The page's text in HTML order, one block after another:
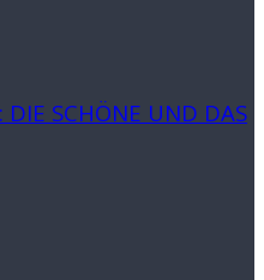
SCHÖNE UND DAS